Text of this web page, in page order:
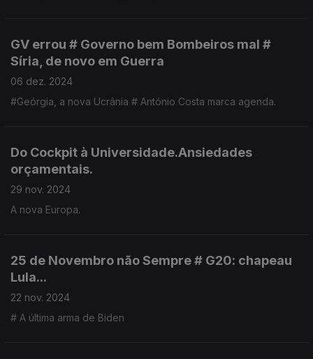
GV errou # Governo bem Bombeiros mal #
Síria, de novo em Guerra
06 dez. 2024
#Geórgia, a nova Ucrânia # António Costa marca agenda.
Do Cockpit à Universidade.Ansiedades
orçamentais.
29 nov. 2024
A nova Europa.
25 de Novembro não Sempre # G20: chapeau
Lula...
22 nov. 2024
# A última arma de Biden